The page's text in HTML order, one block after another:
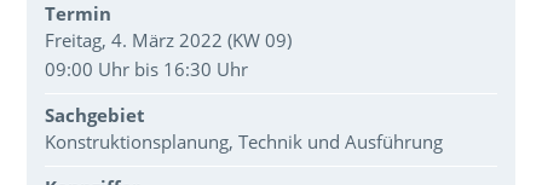
Termin
Freitag, 4. März 2022 (KW 09)
09:00 Uhr bis 16:30 Uhr
Sachgebiet
Konstruktionsplanung, Technik und Ausführung